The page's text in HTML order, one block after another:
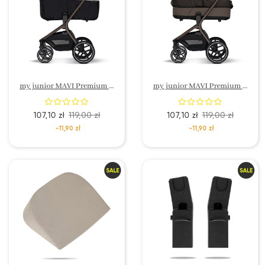
my junior MAVI Premium Deszczówka do wózka przeciwdeszczowa
107,10 zł 119,00 zł
-11,90 zł
my junior MAVI Premium Moskiterka
107,10 zł 119,00 zł
-11,90 zł